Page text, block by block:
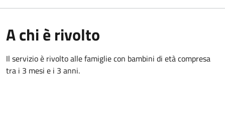
A chi è rivolto
Il servizio è rivolto alle famiglie con bambini di età compresa
tra i 3 mesi e i 3 anni.